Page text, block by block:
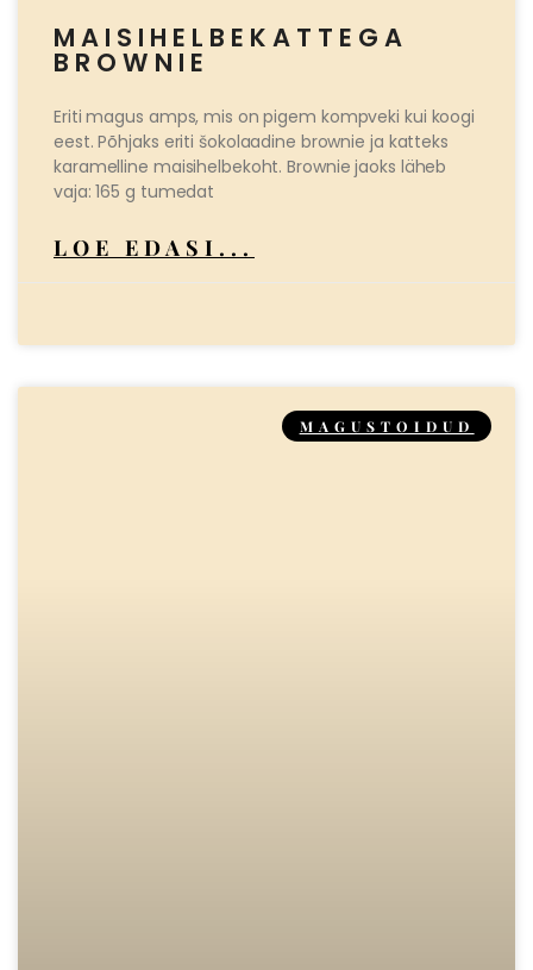
MAISIHELBEKATTEGA
BROWNIE
Eriti magus amps, mis on pigem kompveki kui koogi
eest. Põhjaks eriti šokolaadine brownie ja katteks
karamelline maisihelbekoht. Brownie jaoks läheb
vaja: 165 g tumedat
LOE EDASI...
MAGUSTOIDUD